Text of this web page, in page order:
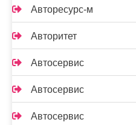
Авторесурс-м
Авторитет
Автосервис
Автосервис
Автосервис